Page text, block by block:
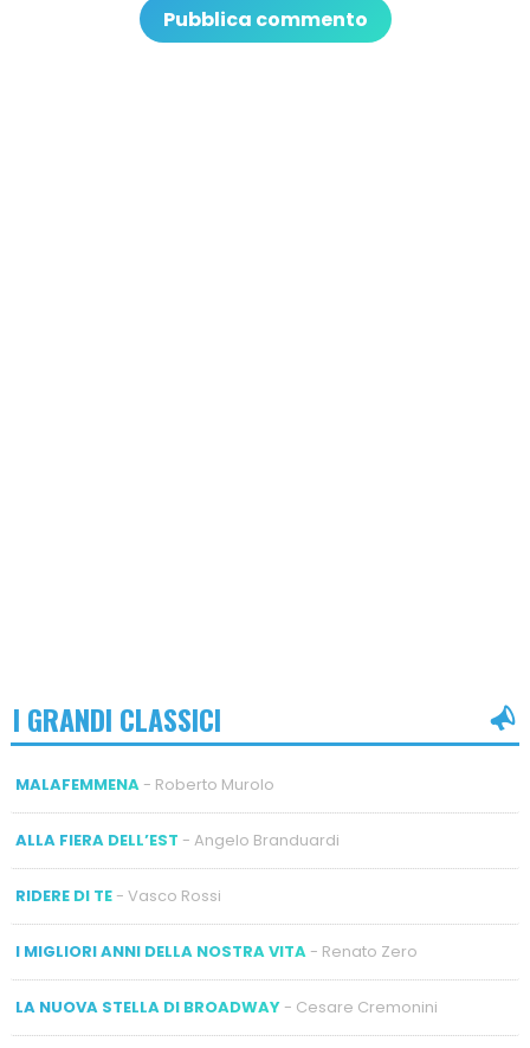
I GRANDI CLASSICI
MALAFEMMENA- Roberto Murolo
ALLA FIERA DELL’EST - Angelo Branduardi
RIDERE DI TE- Vasco Rossi
I MIGLIORI ANNI DELLA NOSTRA VITA- Renato Zero
LA NUOVA STELLA DI BROADWAY- Cesare Cremonini